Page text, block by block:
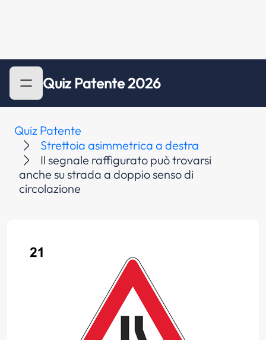
Quiz Patente 2026
Quiz Patente
Strettoia asimmetrica a destra
Il segnale raffigurato può trovarsi
anche su strada a doppio senso di
circolazione